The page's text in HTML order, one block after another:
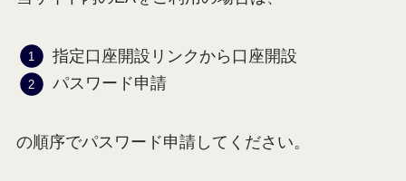
指定口座開設リンクから口座開設
パスワード申請
の順序でパスワード申請してください。